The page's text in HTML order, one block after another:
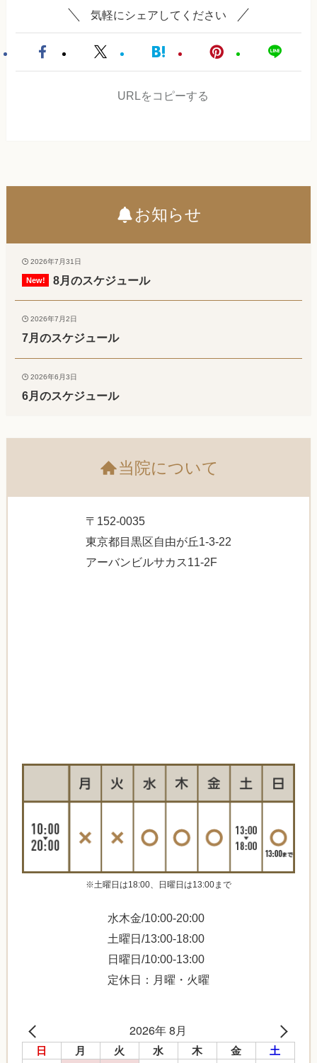
気軽にシェアしてください
URLをコピーする
お知らせ
2026年7月31日
8月のスケジュール
2026年7月2日
7月のスケジュール
2026年6月3日
6月のスケジュール
当院について
〒152-0035
東京都目黒区自由が丘1-3-22
アーバンビルサカス11-2F
※土曜日は18:00、日曜日は13:00まで
水木金/10:00-20:00
土曜日/13:00-18:00
日曜日/10:00-13:00
定休日：月曜・火曜
2026年 8月
日 月 火 水 木 金 土